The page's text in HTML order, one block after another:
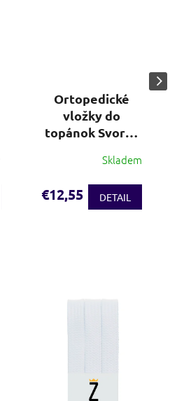
Ortopedické
vložky do
topánok Svorto
Skladem
€12,55 DETAIL